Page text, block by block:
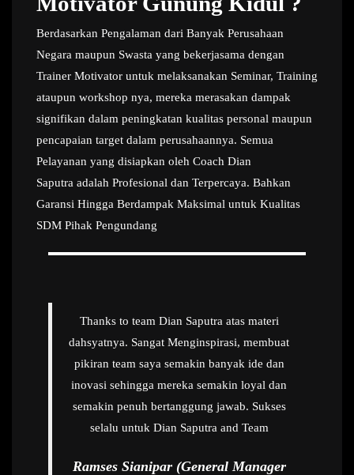
Berdasarkan Pengalaman dari Banyak Perusahaan
Negara maupun Swasta yang bekerjasama dengan
Trainer Motivator untuk melaksanakan Seminar, Training
ataupun workshop nya, mereka merasakan dampak
signifikan dalam peningkatan kualitas personal maupun
pencapaian target dalam perusahaannya. Semua
Pelayanan yang disiapkan oleh Coach Dian
Saputra adalah Profesional dan Terpercaya. Bahkan
Garansi Hingga Berdampak Maksimal untuk Kualitas
SDM Pihak Pengundang
Thanks to team Dian Saputra atas materi
dahsyatnya. Sangat Menginspirasi, membuat
pikiran team saya semakin banyak ide dan
inovasi sehingga mereka semakin loyal dan
semakin penuh bertanggung jawab. Sukses
selalu untuk Dian Saputra and Team
Ramses Sianipar (General Manager